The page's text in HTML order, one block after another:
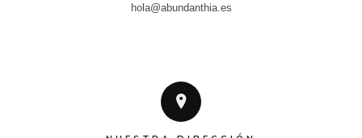
hola@abundanthia.es